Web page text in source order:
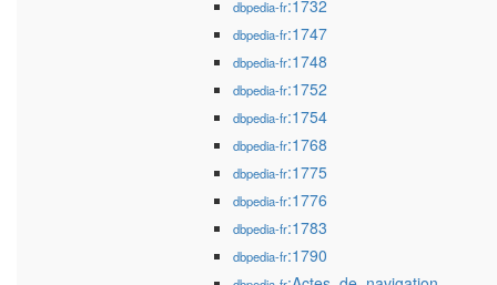
dbpedia-fr:1732
dbpedia-fr:1747
dbpedia-fr:1748
dbpedia-fr:1752
dbpedia-fr:1754
dbpedia-fr:1768
dbpedia-fr:1775
dbpedia-fr:1776
dbpedia-fr:1783
dbpedia-fr:1790